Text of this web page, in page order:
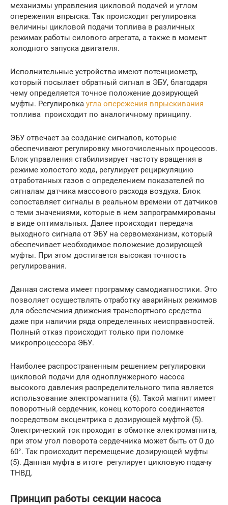
механизмы управления цикловой подачей и углом
опережения впрыска. Так происходит регулировка
величины цикловой подачи топлива в различных
режимах работы силового агрегата, а также в момент
холодного запуска двигателя.
Исполнительные устройства имеют потенциометр,
который посылает обратный сигнал в ЭБУ, благодаря
чему определяется точное положение дозирующей
муфты. Регулировка угла опережения впрыскивания
топлива происходит по аналогичному принципу.
ЭБУ отвечает за создание сигналов, которые
обеспечивают регулировку многочисленных процессов.
Блок управления стабилизирует частоту вращения в
режиме холостого хода, регулирует рециркуляцию
отработанных газов с определением показателей по
сигналам датчика массового расхода воздуха. Блок
сопоставляет сигналы в реальном времени от датчиков
с теми значениями, которые в нем запрограммированы
в виде оптимальных. Далее происходит передача
выходного сигнала от ЭБУ на сервомеханизм, который
обеспечивает необходимое положение дозирующей
муфты. При этом достигается высокая точность
регулирования.
Данная система имеет программу самодиагностики. Это
позволяет осуществлять отработку аварийных режимов
для обеспечения движения транспортного средства
даже при наличии ряда определенных неисправностей.
Полный отказ происходит только при поломке
микропроцессора ЭБУ.
Наиболее распространенным решением регулировки
цикловой подачи для одноплунжерного насоса
высокого давления распределительного типа является
использование электромагнита (6). Такой магнит имеет
поворотный сердечник, конец которого соединяется
посредством эксцентрика с дозирующей муфтой (5).
Электрический ток проходит в обмотке электромагнита,
при этом угол поворота сердечника может быть от 0 до
60°. Так происходит перемещение дозирующей муфты
(5). Данная муфта в итоге регулирует цикловую подачу
ТНВД.
Принцип работы секции насоса